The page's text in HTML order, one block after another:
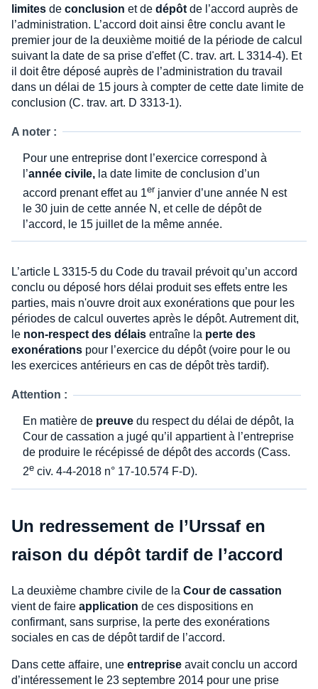
limites de conclusion et de dépôt de l’accord auprès de
l’administration. L’accord doit ainsi être conclu avant le
premier jour de la deuxième moitié de la période de calcul
suivant la date de sa prise d'effet (C. trav. art. L 3314-4). Et
il doit être déposé auprès de l’administration du travail
dans un délai de 15 jours à compter de cette date limite de
conclusion (C. trav. art. D 3313-1).
A noter :
Pour une entreprise dont l’exercice correspond à
l’année civile, la date limite de conclusion d’un
accord prenant effet au 1er janvier d’une année N est
le 30 juin de cette année N, et celle de dépôt de
l’accord, le 15 juillet de la même année.
L’article L 3315-5 du Code du travail prévoit qu’un accord
conclu ou déposé hors délai produit ses effets entre les
parties, mais n'ouvre droit aux exonérations que pour les
périodes de calcul ouvertes après le dépôt. Autrement dit,
le non-respect des délais entraîne la perte des
exonérations pour l’exercice du dépôt (voire pour le ou
les exercices antérieurs en cas de dépôt très tardif).
Attention :
En matière de preuve du respect du délai de dépôt, la
Cour de cassation a jugé qu’il appartient à l’entreprise
de produire le récépissé de dépôt des accords (Cass.
2e civ. 4-4-2018 n° 17-10.574 F-D).
Un redressement de l’Urssaf en
raison du dépôt tardif de l’accord
La deuxième chambre civile de la Cour de cassation
vient de faire application de ces dispositions en
confirmant, sans surprise, la perte des exonérations
sociales en cas de dépôt tardif de l’accord.
Dans cette affaire, une entreprise avait conclu un accord
d’intéressement le 23 septembre 2014 pour une prise